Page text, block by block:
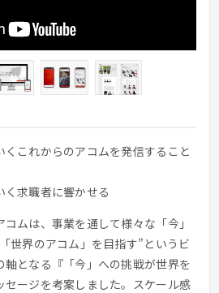
これからのアコムを発信すること
求職者に響かせる
ムは、事業を通して様々な「今」
世界のアコム」を目指す”というビ
軸となる『「今」への挑戦が世界を
ージを考案しました。スケール感